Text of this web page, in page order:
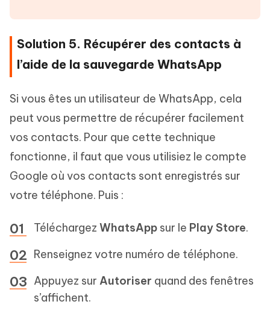
Solution 5. Récupérer des contacts à
l’aide de la sauvegarde WhatsApp
Si vous êtes un utilisateur de WhatsApp, cela
peut vous permettre de récupérer facilement
vos contacts. Pour que cette technique
fonctionne, il faut que vous utilisiez le compte
Google où vos contacts sont enregistrés sur
votre téléphone. Puis :
Téléchargez WhatsApp sur le Play Store.
Renseignez votre numéro de téléphone.
Appuyez sur Autoriser quand des fenêtres
s’affichent.